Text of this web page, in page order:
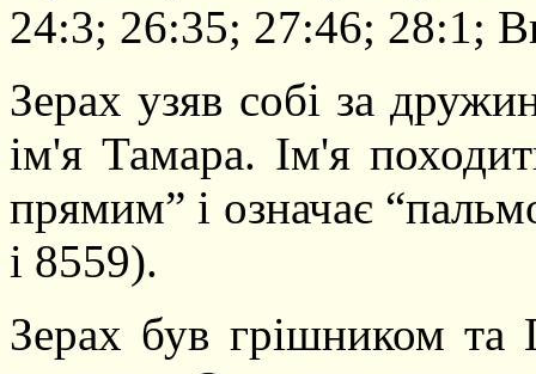
24:3; 26:35; 27:46; 28:1;
Зерах узяв собі за
ім'я Тамара. Ім'я
прямим” і означає
і 8559).
Зерах був грішником